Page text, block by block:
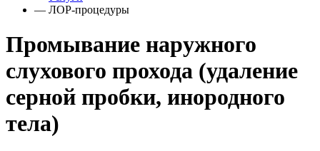
— ЛОР-процедуры
Промывание наружного
слухового прохода (удаление
серной пробки, инородного
тела)